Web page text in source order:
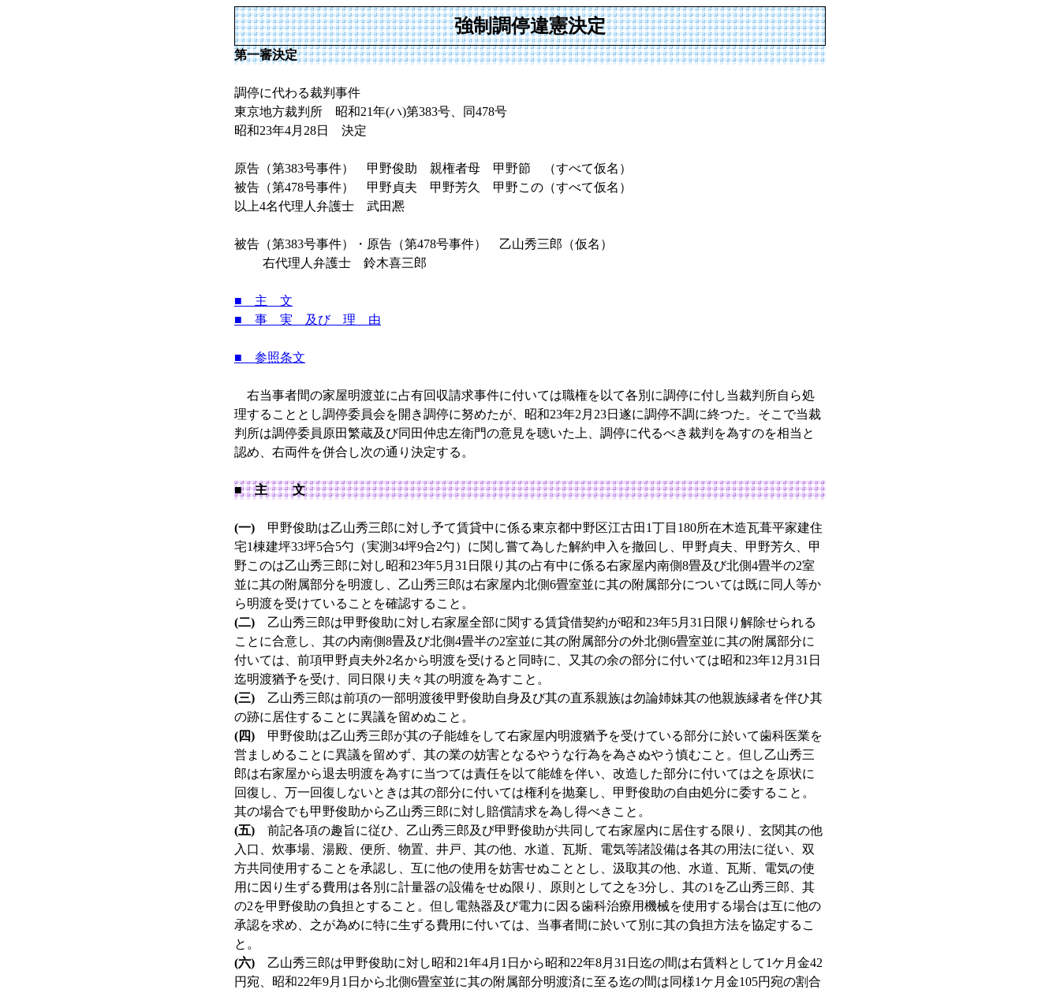
強制調停違憲決定
第一審決定
調停に代わる裁判事件
東京地方裁判所 昭和21年(ハ)第383号、同478号
昭和23年4月28日 決定
原告（第383号事件） 甲野俊助 親権者母 甲野節 （すべて仮名）
被告（第478号事件） 甲野貞夫 甲野芳久 甲野この（すべて仮名）
以上4名代理人弁護士 武田凞
被告（第383号事件）・原告（第478号事件） 乙山秀三郎（仮名）
右代理人弁護士 鈴木喜三郎
■ 主 文
■ 事 実 及び 理 由
■ 参照条文
右当事者間の家屋明渡並に占有回収請求事件に付いては職権を以て各別に調停に付し当裁判所自ら処
理することとし調停委員会を開き調停に努めたが、昭和23年2月23日遂に調停不調に終つた。そこで当裁
判所は調停委員原田繁蔵及び同田仲忠左衛門の意見を聴いた上、調停に代るべき裁判を為すのを相当と
認め、右両件を併合し次の通り決定する。
■ 主 文
(一) 甲野俊助は乙山秀三郎に対し予て賃貸中に係る東京都中野区江古田1丁目180所在木造瓦葺平家建住
宅1棟建坪33坪5合5勺（実測34坪9合2勺）に関し嘗て為した解約申入を撤回し、甲野貞夫、甲野芳久、甲
野このは乙山秀三郎に対し昭和23年5月31日限り其の占有中に係る右家屋内南側8畳及び北側4畳半の2室
並に其の附属部分を明渡し、乙山秀三郎は右家屋内北側6畳室並に其の附属部分については既に同人等か
ら明渡を受けていることを確認すること。
(二) 乙山秀三郎は甲野俊助に対し右家屋全部に関する賃貸借契約が昭和23年5月31日限り解除せられる
ことに合意し、其の内南側8畳及び北側4畳半の2室並に其の附属部分の外北側6畳室並に其の附属部分に
付いては、前項甲野貞夫外2名から明渡を受けると同時に、又其の余の部分に付いては昭和23年12月31日
迄明渡猶予を受け、同日限り夫々其の明渡を為すこと。
(三) 乙山秀三郎は前項の一部明渡後甲野俊助自身及び其の直系親族は勿論姉妹其の他親族縁者を伴ひ其
の跡に居住することに異議を留めぬこと。
(四) 甲野俊助は乙山秀三郎が其の子能雄をして右家屋内明渡猶予を受けている部分に於いて歯科医業を
営ましめることに異議を留めず、其の業の妨害となるやうな行為を為さぬやう慎むこと。但し乙山秀三
郎は右家屋から退去明渡を為すに当つては責任を以て能雄を伴い、改造した部分に付いては之を原状に
回復し、万一回復しないときは其の部分に付いては権利を抛棄し、甲野俊助の自由処分に委すること。
其の場合でも甲野俊助から乙山秀三郎に対し賠償請求を為し得べきこと。
(五) 前記各項の趣旨に従ひ、乙山秀三郎及び甲野俊助が共同して右家屋内に居住する限り、玄関其の他
入口、炊事場、湯殿、便所、物置、井戸、其の他、水道、瓦斯、電気等諸設備は各其の用法に従い、双
方共同使用することを承認し、互に他の使用を妨害せぬこととし、汲取其の他、水道、瓦斯、電気の使
用に因り生ずる費用は各別に計量器の設備をせぬ限り、原則として之を3分し、其の1を乙山秀三郎、其
の2を甲野俊助の負担とすること。但し電熱器及び電力に因る歯科治療用機械を使用する場合は互に他の
承認を求め、之が為めに特に生ずる費用に付いては、当事者間に於いて別に其の負担方法を協定するこ
と。
(六) 乙山秀三郎は甲野俊助に対し昭和21年4月1日から昭和22年8月31日迄の間は右賃料として1ケ月金42
円宛、昭和22年9月1日から北側6畳室並に其の附属部分明渡済に至る迄の間は同様1ケ月金105円宛の割合